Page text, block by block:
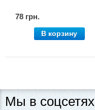
78 грн.
В корзину
Мы в соцсетях